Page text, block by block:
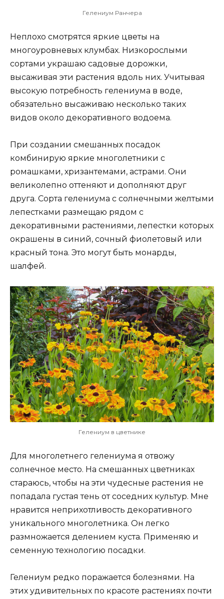
Гелениум Ранчера
Неплохо смотрятся яркие цветы на
многоуровневых клумбах. Низкорослыми
сортами украшаю садовые дорожки,
высаживая эти растения вдоль них. Учитывая
высокую потребность гелениума в воде,
обязательно высаживаю несколько таких
видов около декоративного водоема.
При создании смешанных посадок
комбинирую яркие многолетники с
ромашками, хризантемами, астрами. Они
великолепно оттеняют и дополняют друг
друга. Сорта гелениума с солнечными желтыми
лепестками размещаю рядом с
декоративными растениями, лепестки которых
окрашены в синий, сочный фиолетовый или
красный тона. Это могут быть монарды,
шалфей.
Гелениум в цветнике
Для многолетнего гелениума я отвожу
солнечное место. На смешанных цветниках
стараюсь, чтобы на эти чудесные растения не
попадала густая тень от соседних культур. Мне
нравится неприхотливость декоративного
уникального многолетника. Он легко
размножается делением куста. Применяю и
семенную технологию посадки.
Гелениум редко поражается болезнями. На
этих удивительных по красоте растениях почти